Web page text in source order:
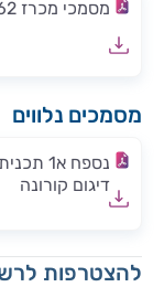
מסמכי מכרז 7462
מסמכים נלווים
נספח א1
דיגום קורונה
להצטרפות